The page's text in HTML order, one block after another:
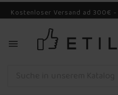
Kostenloser Versand ad 300€
